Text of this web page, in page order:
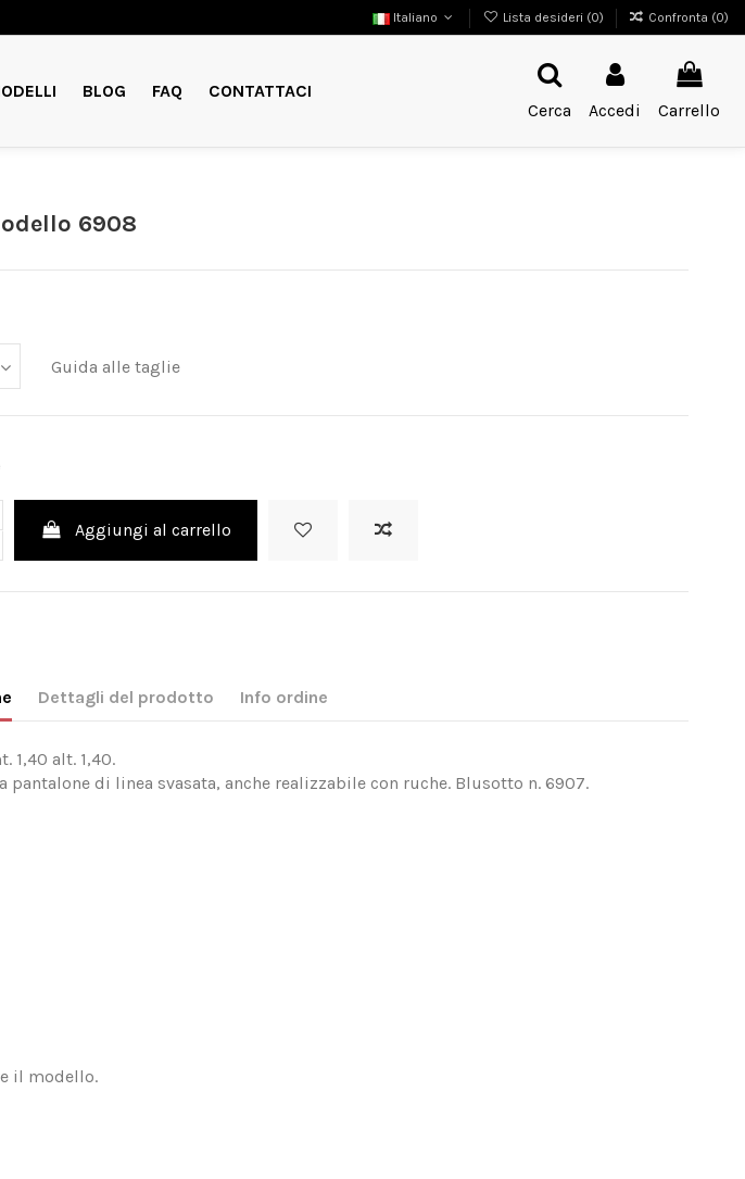
Italiano Lista desideri (0) Confronta (0)
BLOG FAQ
CONTATTACI
Cerca
Accedi Carrello
6908
Guida alle taglie
Aggiungi al carrello
Dettagli del prodotto Info ordine
1,40 alt. 1,40.
pantalone di linea svasata, anche realizzabile con ruche. Blusotto n. 6907.
il modello.